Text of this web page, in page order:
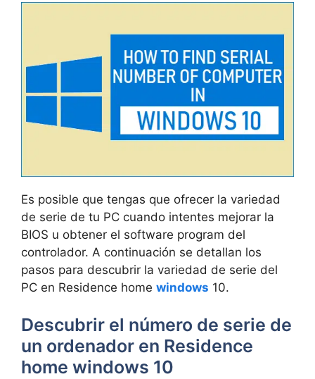
Es posible que tengas que ofrecer la variedad
de serie de tu PC cuando intentes mejorar la
BIOS u obtener el software program del
controlador. A continuación se detallan los
pasos para descubrir la variedad de serie del
PC en Residence home windows 10.
Descubrir el número de serie de
un ordenador en Residence
home windows 10